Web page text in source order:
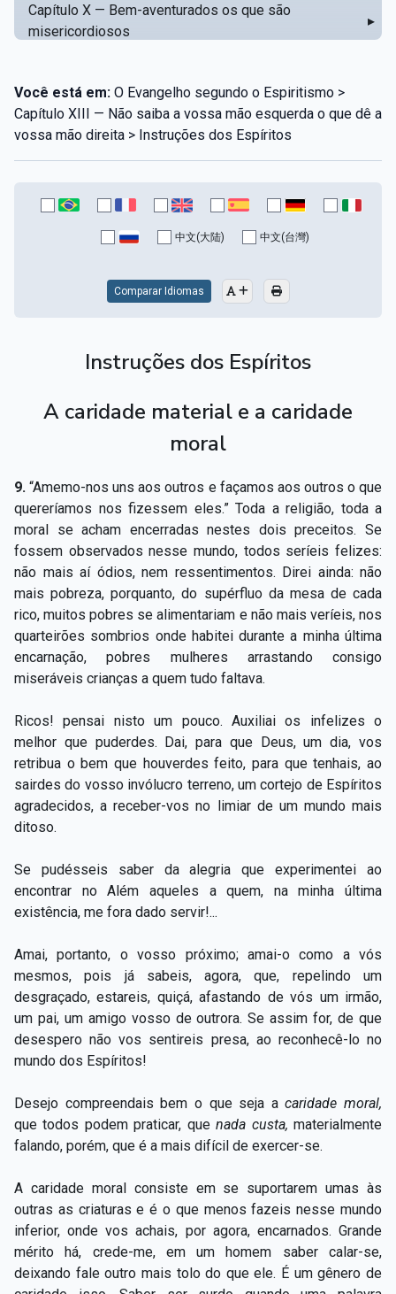
Capítulo X — Bem-aventurados os que são
misericordiosos
▸
Capítulo XII — Amai os vossos inimigos
Capítulo XIII — Não saiba a vossa mão esquerda o
que dê a vossa mão direita
Capítulo XIV — Honrai a vosso pai e a vossa mãe
Capítulo XV — Fora da caridade não há salvação
Capítulo XVIII — Muitos os chamados, poucos os
Capítulo XIX — A fé transporta montanhas
Capítulo XXI — Haverá falsos cristos e falsos
profetas
▸
Capítulo XXII — Não separareis o que Deus juntou ▸
Capítulo XXIII — Estranha moral ▸
Capítulo XXIV — Não ponhais a candeia debaixo do
alqueire
▸
Capítulo XXV — Buscai e achareis
Capítulo XXVI — Dai gratuitamente o que
gratuitamente recebestes
▸
Capítulo XXVII — Pedi e obtereis
Capítulo XXVIII — Coletânea de preces espíritas ▸
Você está em: O Evangelho segundo o Espiritismo >
Capítulo XIII — Não saiba a vossa mão esquerda o que dê a
vossa mão direita > Instruções dos Espíritos
中文(大陆) 中文(台灣)
Comparar Idiomas
Instruções dos Espíritos
A caridade material e a caridade
moral
9. “Amemo-nos uns aos outros e façamos aos outros o que
quereríamos nos fizessem eles.” Toda a religião, toda a
moral se acham encerradas nestes dois preceitos. Se
fossem observados nesse mundo, todos seríeis felizes:
não mais aí ódios, nem ressentimentos. Direi ainda: não
mais pobreza, porquanto, do supérfluo da mesa de cada
rico, muitos pobres se alimentariam e não mais veríeis, nos
quarteirões sombrios onde habitei durante a minha última
encarnação, pobres mulheres arrastando consigo
miseráveis crianças a quem tudo faltava.
Ricos! pensai nisto um pouco. Auxiliai os infelizes o
melhor que puderdes. Dai, para que Deus, um dia, vos
retribua o bem que houverdes feito, para que tenhais, ao
sairdes do vosso invólucro terreno, um cortejo de Espíritos
agradecidos, a receber-vos no limiar de um mundo mais
ditoso.
Se pudésseis saber da alegria que experimentei ao
encontrar no Além aqueles a quem, na minha última
existência, me fora dado servir!...
Amai, portanto, o vosso próximo; amai-o como a vós
mesmos, pois já sabeis, agora, que, repelindo um
desgraçado, estareis, quiçá, afastando de vós um irmão,
um pai, um amigo vosso de outrora. Se assim for, de que
desespero não vos sentireis presa, ao reconhecê-lo no
mundo dos Espíritos!
Desejo compreendais bem o que seja acaridade moral,
que todos podem praticar, quenada custa,materialmente
falando, porém, que é a mais difícil de exercer-se.
A caridade moral consiste em se suportarem umas às
outras as criaturas e é o que menos fazeis nesse mundo
inferior, onde vos achais, por agora, encarnados. Grande
mérito há, crede-me, em um homem saber calar-se,
deixando fale outro mais tolo do que ele. É um gênero de